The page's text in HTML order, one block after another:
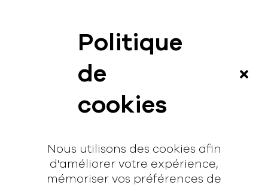
Politique
de
cookies
Nous utilisons des cookies afin
d'améliorer votre expérience,
mémoriser vos préférences de
Interview
Contact
hello@rodmusic.fr